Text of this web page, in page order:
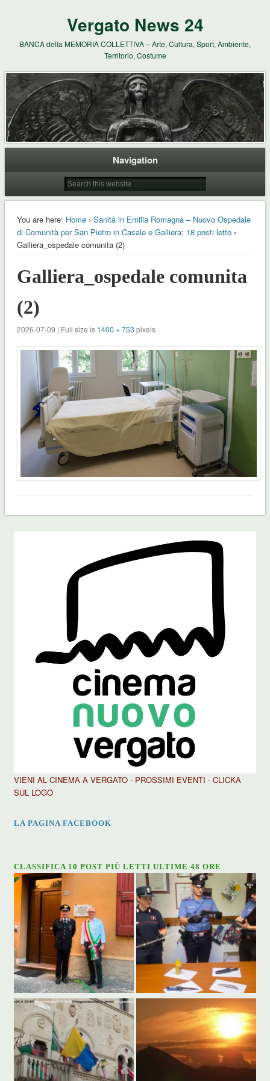
Vergato News 24
BANCA della MEMORIA COLLETTIVA – Arte, Cultura, Sport, Ambiente,
Territorio, Costume
Navigation
You are here: Home› Sanità in Emilia Romagna – Nuovo Ospedale
di Comunità per San Pietro in Casale e Galliera: 18 posti letto›
Galliera_ospedale comunita (2)
Galliera_ospedale comunita
(2)
2026-07-09 | Full size is 1400 × 753 pixels
VIENI AL CINEMA A VERGATO - PROSSIMI EVENTI - CLICKA
SUL LOGO
LA PAGINA FACEBOOK
CLASSIFICA 10 POST PIÙ LETTI ULTIME 48 ORE